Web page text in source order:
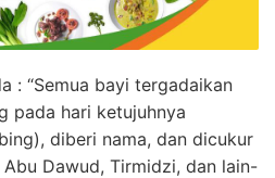
: “Semua bayi tergadaikan
pada hari ketujuhnya
diberi nama, dan dicukur
Abu Dawud, Tirmidzi, dan lain-